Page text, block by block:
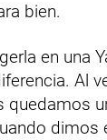
bien.
en una
Al
quedamos
dimos